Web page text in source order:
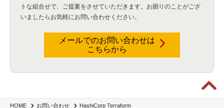
HOME お問い合わせ HashiCorp Terraform
トな組合せで、
ご提案をさせていただきます。お困りのことがござ
いましたらお気軽にお問い合わせください。
メールでのお問い合わせは
こちらから